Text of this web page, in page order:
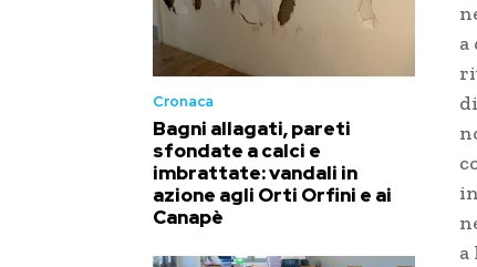
Cronaca
Bagni allagati, pareti
sfondate a calci e
imbrattate: vandali in
azione agli Orti Orfini e ai
Canapè
a
a